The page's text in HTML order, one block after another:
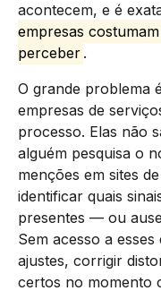
acontecem, e é
empresas
perceber .
O grande problema
empresas de
processo. Elas não
alguém pesquisa o
menções em sites
identificar quais
presentes — ou
Sem acesso a
ajustes, corrigir
certos no momento